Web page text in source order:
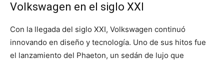
Volkswagen en el siglo XXI
Con la llegada del siglo XXI, Volkswagen continuó
innovando en diseño y tecnología. Uno de sus hitos fue
el lanzamiento del Phaeton, un sedán de lujo que